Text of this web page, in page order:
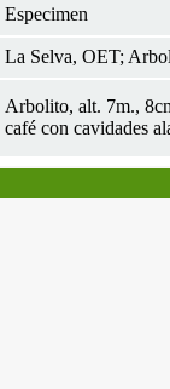
Especimen
La Selva, OET;
Arbolito, alt. 7m.,
café con cavidades